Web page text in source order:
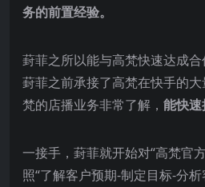
务的前置经验。
葑菲之所以能与高梵快速达成
葑菲之前承接了高梵在快手的
梵的店播业务非常了解， 能快速
一接手，葑菲就开始对“高梵官
照“了解客户预期-制定目标-分